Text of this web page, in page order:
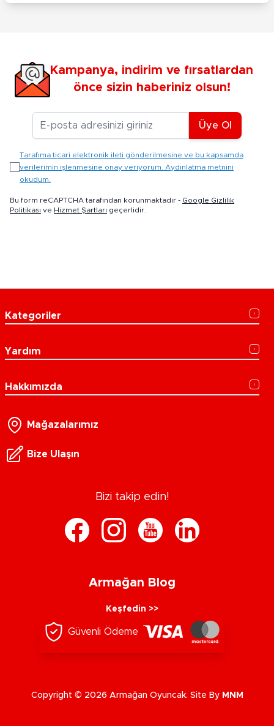
Kampanya, indirim ve fırsatlardan
önce sizin haberiniz olsun!
E-posta Adresiniz
Üye Ol
Tarafıma ticari elektronik ileti gönderilmesine ve bu kapsamda
verilerimin işlenmesine onay veriyorum. Aydınlatma metnini
okudum.
Bu form reCAPTCHA tarafından korunmaktadır - Google Gizlilik
Politikası ve Hizmet Şartları geçerlidir.
Kategoriler
Yardım
Hakkımızda
Mağazalarımız
Bize Ulaşın
Bizi takip edin!
Armağan Blog
Keşfedin >>
Güvenli Ödeme
Copyright © 2026 Armağan Oyuncak. Site By MNM